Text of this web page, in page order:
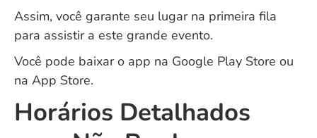
Assim, você garante seu lugar na primeira fila
para assistir a este grande evento.
Você pode baixar o app na Google Play Store ou
na App Store.
Horários Detalhados